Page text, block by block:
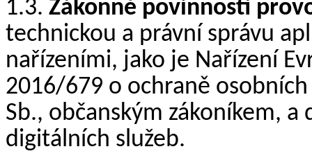
1.3. Zákonné povinnosti
technickou a právní správu
nařízeními, jako je Nařízení
2016/679 o ochraně
Sb., občanským zákoníkem,
digitálních služeb.